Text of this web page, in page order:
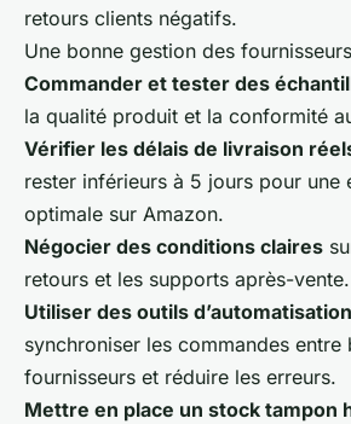
retours clients négatifs.
Une bonne gestion des
Commander et tester des
la qualité produit et la conformité
Vérifier les délais de livraison
rester inférieurs à 5 jours pour une
optimale sur Amazon.
Négocier des conditions claires
retours et les supports après-vente.
Utiliser des outils d’automatisation
synchroniser les commandes entre
fournisseurs et réduire les erreurs.
Mettre en place un stock tampon